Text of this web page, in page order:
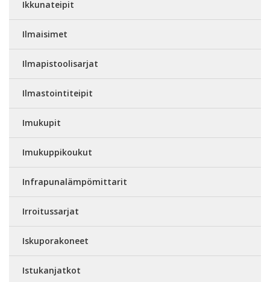
Ikkunateipit
Ilmaisimet
Ilmapistoolisarjat
Ilmastointiteipit
Imukupit
Imukuppikoukut
Infrapunalämpömittarit
Irroitussarjat
Iskuporakoneet
Istukanjatkot